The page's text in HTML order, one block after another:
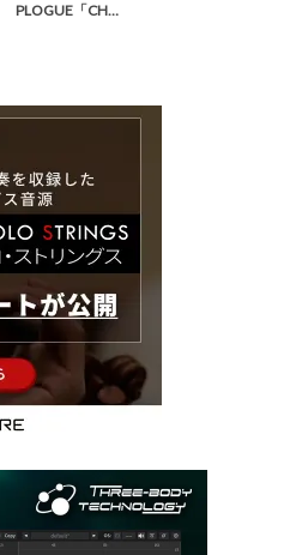
PLOGUE「CH…